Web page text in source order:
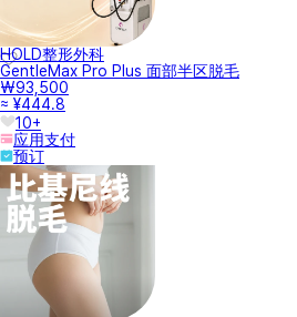
HOLD整形外科
GentleMax Pro Plus 面部半区脱毛
₩93,500
≈ ¥444.8
10+
应用支付
预订